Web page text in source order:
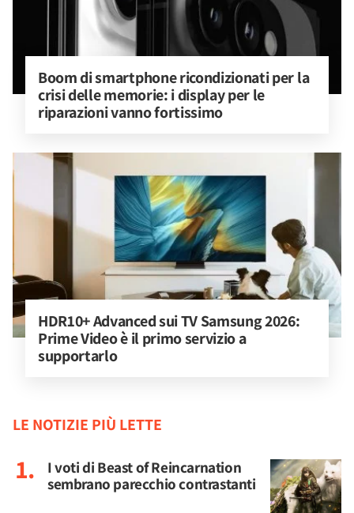
Boom di smartphone ricondizionati per la
crisi delle memorie: i display per le
riparazioni vanno fortissimo
HDR10+ Advanced sui TV Samsung 2026:
Prime Video è il primo servizio a
supportarlo
LE NOTIZIE PIÙ LETTE
I voti di Beast of Reincarnation
sembrano parecchio contrastanti